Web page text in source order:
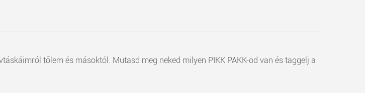
tőlem és másoktól. Mutasd meg neked milyen PIKK PAKK-od van és taggelj a